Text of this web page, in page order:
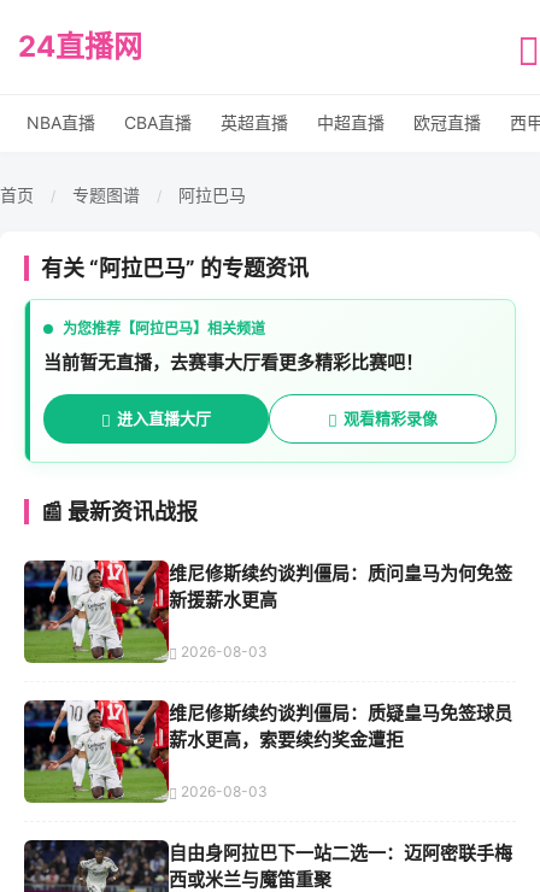
24直播网
NBA直播 CBA直播 英超直播 中超直播 欧冠直播 西
首页 / 专题图谱 / 阿拉巴马
有关 “阿拉巴马” 的专题资讯
为您推荐【阿拉巴马】相关频道
当前暂无直播，去赛事大厅看更多精彩比赛吧！
进入直播大厅 观看精彩录像
📰 最新资讯战报
维尼修斯续约谈判僵局：质问皇马为何免签
新援薪水更高
2026-08-03
维尼修斯续约谈判僵局：质疑皇马免签球员
薪水更高，索要续约奖金遭拒
2026-08-03
自由身阿拉巴下一站二选一：迈阿密联手梅
西或米兰与魔笛重聚